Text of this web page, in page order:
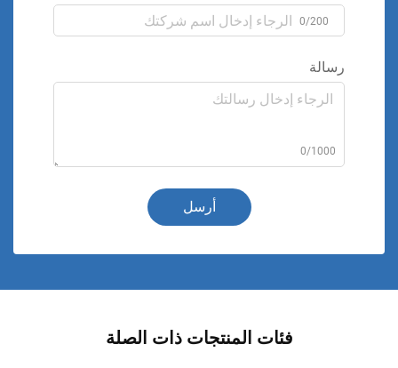
0/200
رسالة
0/1000
أرسل
فئات المنتجات ذات الصلة